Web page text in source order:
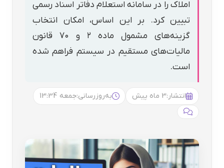
املاک را در سامانه استعلام دفاتر اسناد رسمی
تبیین کرد. بر این اساس، امکان انتخاب
گزینه‌های مشمول ماده ۲ و ۷۰ قانون
مالیات‌های مستقیم در سیستم فراهم شده
است.
انتشار:3 ماه پیش به‌روزرسانی:جمعه 13:34